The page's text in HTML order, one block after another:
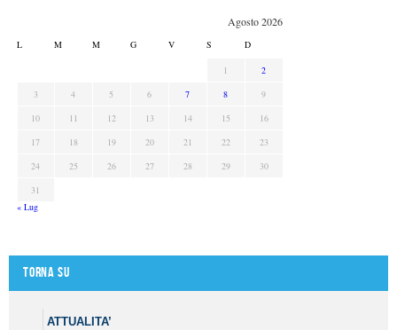
Agosto 2026
L M M G V S D
1
2
3
4 5 6 7 8
9
10
11 12 13 14 15
16
17
18 19 20 21 22
23
24
25 26 27 28 29
30
31
« Lug
Torna su
ATTUALITA’